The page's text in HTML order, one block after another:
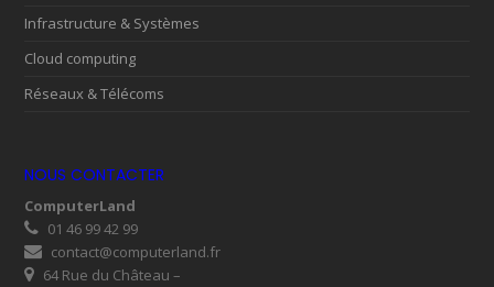
Infrastructure & Systèmes
Cloud computing
Réseaux & Télécoms
NOUS CONTACTER
ComputerLand
01 46 99 42 99
contact@computerland.fr
64 Rue du Château –